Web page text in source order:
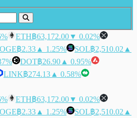
ETH฿63,172.00▼ 0.02%
฿2.33 ▲ 1.25% SOL฿2,510.02 ▲
DOT฿26.90 ▲ 0.95%
LINK฿274.13 ▲ 0.58%
ETH฿63,172.00▼ 0.02%
฿2.33 ▲ 1.25% SOL฿2,510.02 ▲